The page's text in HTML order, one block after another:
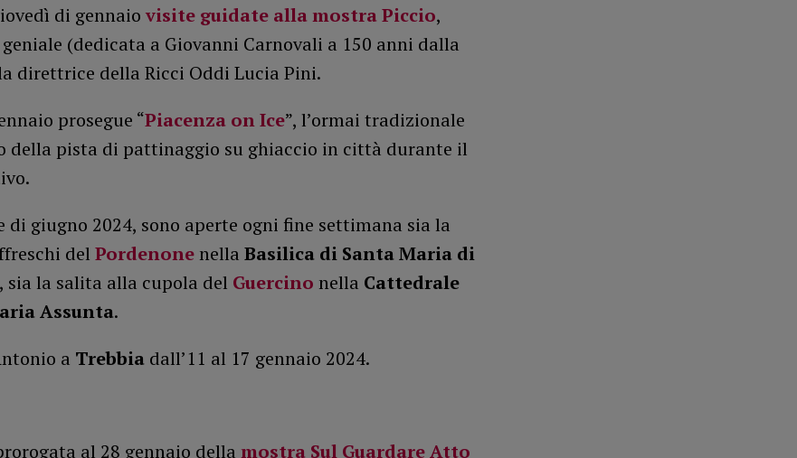
di gennaio visite guidate alla mostra Piccio,
(dedicata a Giovanni Carnovali a 150 anni dalla
direttrice della Ricci Oddi Lucia Pini.
prosegue “Piacenza on Ice”, l’ormai tradizionale
della pista di pattinaggio su ghiaccio in città durante il
di giugno 2024, sono aperte ogni fine settimana sia la
del Pordenone nella Basilica di Santa Maria di
sia la salita alla cupola del Guercino nella Cattedrale
Assunta.
a Trebbiadall’11 al 17 gennaio 2024.
al 28 gennaio della mostra Sul Guardare Atto